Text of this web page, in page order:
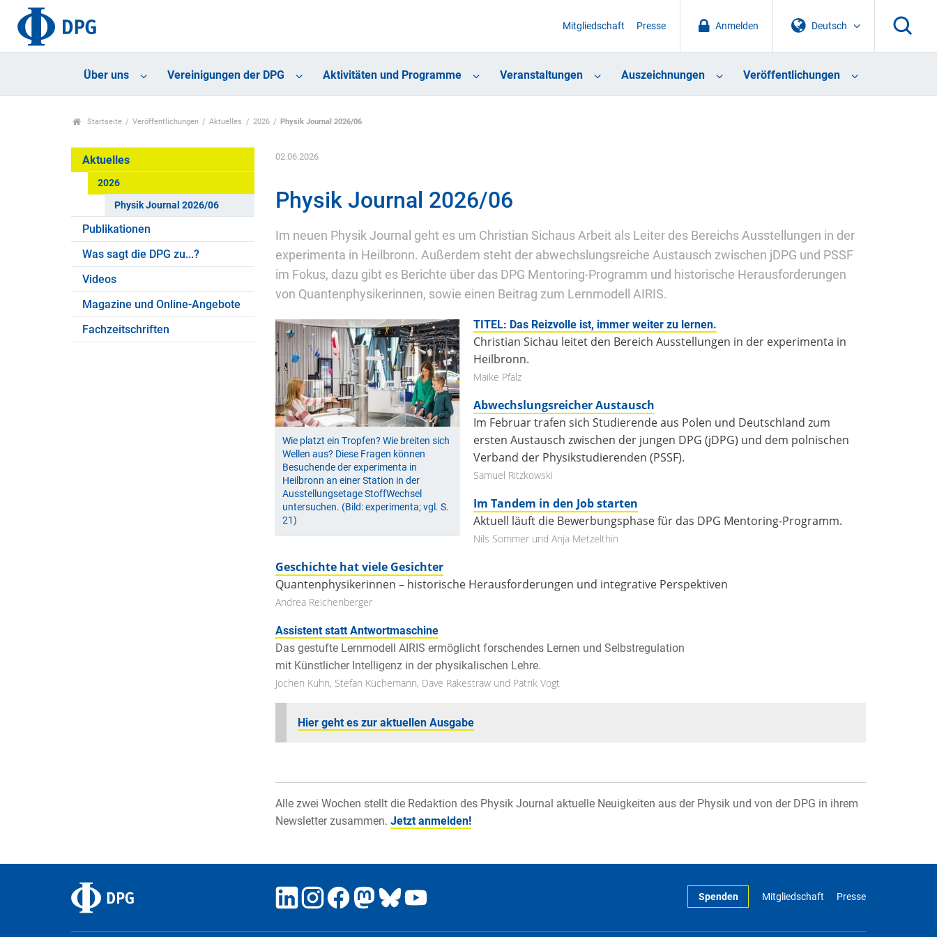
Deutsch
Anmelden
Mitgliedschaft Presse
Über uns Vereinigungen der DPG Aktivitäten und Programme Veranstaltungen Auszeichnungen Veröffentlichungen
Startseite Veröffentlichungen Aktuelles 2026 Physik Journal 2026/06
Aktuelles
2026
Physik Journal 2026/06
Publikationen
Was sagt die DPG zu...?
Videos
Magazine und Online-Angebote
Fachzeitschriften
02.06.2026
Physik Journal 2026/06
Im neuen Physik Journal geht es um Christian Sichaus Arbeit als Leiter des Bereichs Ausstellungen in der
experimenta in Heilbronn. Außerdem steht der abwechslungsreiche Austausch zwischen jDPG und PSSF
im Fokus, dazu gibt es Berichte über das DPG Mentoring-Programm und historische Herausforderungen
von Quantenphysikerinnen, sowie einen Beitrag zum Lernmodell AIRIS.
Wie platzt ein Tropfen? Wie breiten sich
Wellen aus? Diese Fragen ­können
Besuchende der experimenta in
Heilbronn an einer ­Station in der
Ausstellungsetage StoffWechsel
untersuchen. (Bild: experimenta; vgl. S.
21)
TITEL: Das Reizvolle ist, immer weiter zu lernen.
Christian Sichau leitet den Bereich Ausstellungen in der experimenta in
Heilbronn.
Maike Pfalz
Abwechslungsreicher Austausch
Im Februar trafen sich Studierende aus Polen und Deutschland zum
ersten Austausch zwischen der jungen DPG (jDPG) und dem polnischen
Verband der Physikstudierenden (PSSF).
Samuel Ritzkowski
Im Tandem in den Job starten
Aktuell läuft die Bewerbungsphase für das DPG Mentoring-Programm.
Nils Sommer und Anja Metzelthin
Geschichte hat viele Gesichter
Quantenphysikerinnen – historische Herausforderungen und integrative Perspektiven
Andrea Reichenberger
Assistent statt Antwortmaschine
Das gestufte Lernmodell AIRIS ermöglicht forschendes Lernen und Selbstregulation
mit Künstlicher Intelligenz in der physikalischen Lehre.
Jochen Kuhn, Stefan Küchemann, Dave Rakestraw und Patrik Vogt
Hier geht es zur aktuellen Ausgabe
Alle zwei Wochen stellt die Redaktion des Physik Journal aktuelle Neuigkeiten aus der Physik und von der DPG in ihrem
Newsletter zusammen. Jetzt anmelden!
Spenden Mitgliedschaft Presse